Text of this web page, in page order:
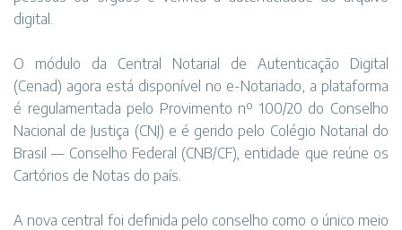
digital.
O módulo da Central Notarial de Autenticação Digital
(Cenad) agora está disponível no e-Notariado, a plataforma
é regulamentada pelo Provimento nº 100/20 do Conselho
Nacional de Justiça (CNJ) e é gerido pelo Colégio Notarial do
Brasil — Conselho Federal (CNB/CF), entidade que reúne os
Cartórios de Notas do país.
A nova central foi definida pelo conselho como o único meio